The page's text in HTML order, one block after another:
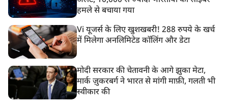
हमले से बचाया गया
Vi यूजर्स के लिए खुशखबरी! 288 रुपये के खर्च
में मिलेगा अनलिमिटेड कॉलिंग और डेटा
मोदी सरकार की चेतावनी के आगे झुका मेटा,
मार्क ज़ुकरबर्ग ने भारत से मांगी माफ़ी, गलती भी
स्वीकार की